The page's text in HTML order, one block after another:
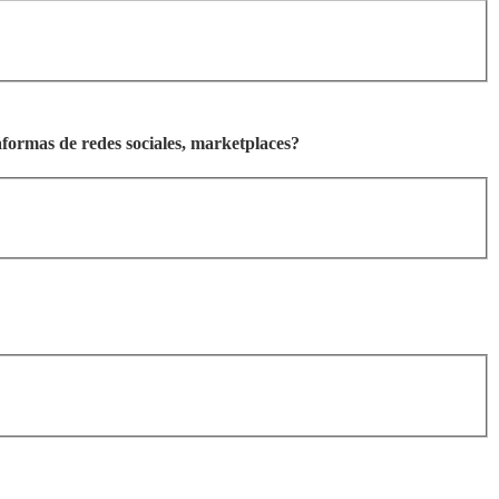
de redes sociales, marketplaces?